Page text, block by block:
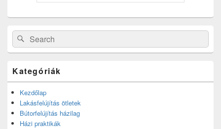
Search
for:
Search
Kategóriák
Kezdőlap
Lakásfelújítás ötletek
Bútorfelújítás házilag
Házi praktikák